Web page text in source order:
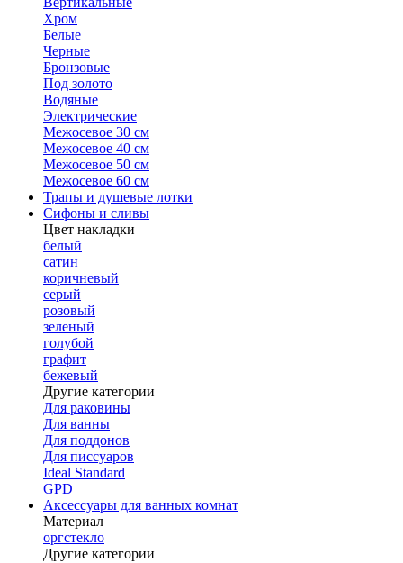
Хром
Белые
Черные
Бронзовые
Под золото
Водяные
Электрические
Межосевое 30 см
Межосевое 40 см
Межосевое 50 см
Межосевое 60 см
Трапы и душевые лотки
Сифоны и сливы
Цвет накладки
белый
сатин
коричневый
серый
розовый
зеленый
голубой
графит
бежевый
Другие категории
Для раковины
Для ванны
Для поддонов
Для писсуаров
Ideal Standard
GPD
Аксессуары для ванных комнат
Материал
оргстекло
Другие категории